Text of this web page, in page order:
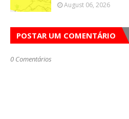
August 06, 2026
POSTAR UM COMENTÁRIO
0 Comentários